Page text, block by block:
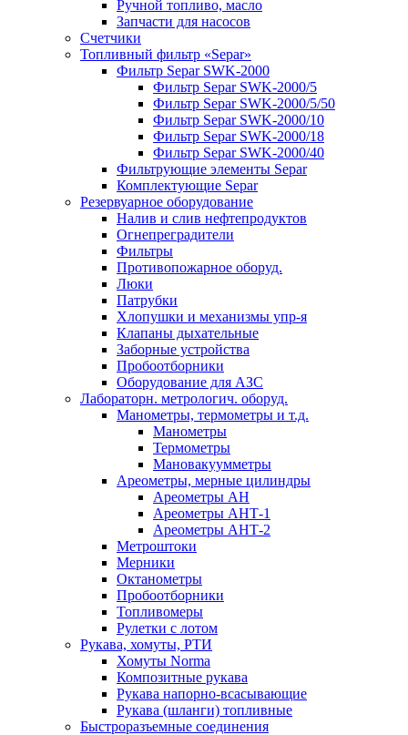
Ручной топливо, масло
Запчасти для насосов
Счетчики
Топливный фильтр «Separ»
Фильтр Separ SWK-2000
Фильтр Separ SWK-2000/5
Фильтр Separ SWK-2000/5/50
Фильтр Separ SWK-2000/10
Фильтр Separ SWK-2000/18
Фильтр Separ SWK-2000/40
Фильтрующие элементы Separ
Комплектующие Separ
Резервуарное оборудование
Налив и слив нефтепродуктов
Огнепреградители
Фильтры
Противопожарное оборуд.
Люки
Патрубки
Хлопушки и механизмы упр-я
Клапаны дыхательные
Заборные устройства
Пробоотборники
Оборудование для АЗС
Лабораторн. метрологич. оборуд.
Манометры, термометры и т.д.
Манометры
Термометры
Мановакуумметры
Ареометры, мерные цилиндры
Ареометры АН
Ареометры АНТ-1
Ареометры АНТ-2
Метроштоки
Мерники
Октанометры
Пробоотборники
Топливомеры
Рулетки с лотом
Рукава, хомуты, РТИ
Хомуты Norma
Композитные рукава
Рукава напорно-всасывающие
Рукава (шланги) топливные
Быстроразъемные соединения